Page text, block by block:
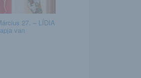
27. – LÍDIA
van